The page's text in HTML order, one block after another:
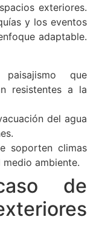
exteriores.
y los eventos
adaptable.
que
resistentes a la
del agua
soporten climas
ambiente.
de